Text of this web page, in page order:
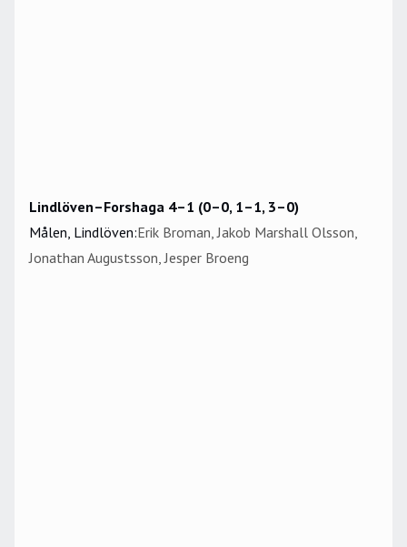
Lindlöven–Forshaga 4–1 (0–0, 1–1, 3–0)
Målen, Lindlöven:Erik Broman, Jakob Marshall Olsson,
Jonathan Augustsson, Jesper Broeng